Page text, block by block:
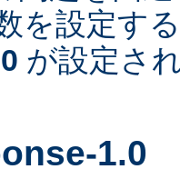
を設定す
が設定さ
1.0